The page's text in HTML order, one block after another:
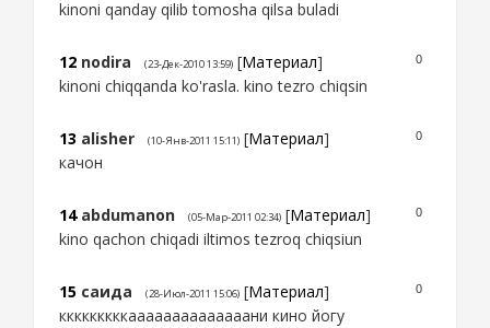
kinoni qanday qilib tomosha qilsa buladi
0
12 nodira (23-Дек-2010 13:59) [Материал]
kinoni chiqqanda ko'rasla. kino tezro chiqsin
0
13 alisher (10-Янв-2011 15:11) [Материал]
качон
0
14 abdumanon (05-Мар-2011 02:34) [Материал]
kino qachon chiqadi iltimos tezroq chiqsiun
0
15 саида (28-Июл-2011 15:06) [Материал]
кккккккккаааааааааааааани кино йогу